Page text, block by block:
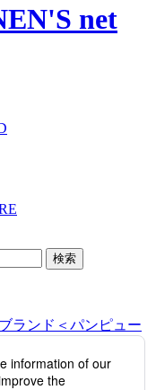
net
検索
ランド＜パンピュー
ップを開催！「香り
ス体験」を実施。
】